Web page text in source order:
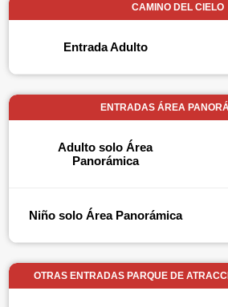
CAMINO DEL CIELO
Entrada Adulto
ENTRADAS ÁREA
Adulto solo Área
Panorámica
Niño solo Área Panorámica
OTRAS ENTRADAS PARQUE DE